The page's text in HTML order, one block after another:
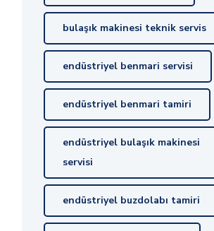
bulaşık makinesi teknik servis
endüstriyel benmari servisi
endüstriyel benmari tamiri
endüstriyel bulaşık makinesi
servisi
endüstriyel buzdolabı tamiri